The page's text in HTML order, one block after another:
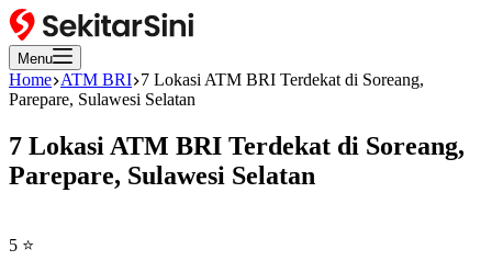
Menu
Home ATM BRI 7 Lokasi ATM BRI Terdekat di Soreang,
Parepare, Sulawesi Selatan
7 Lokasi ATM BRI Terdekat di Soreang,
Parepare, Sulawesi Selatan
5 ⭐